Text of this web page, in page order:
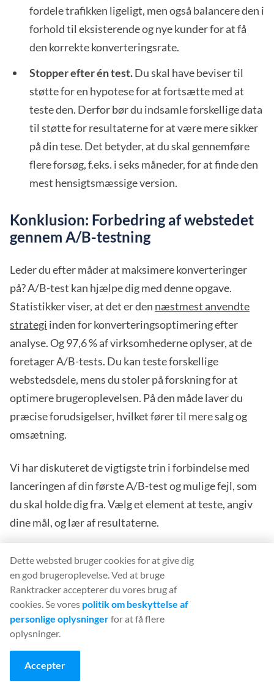
fordele trafikken ligeligt, men også balancere den i
forhold til eksisterende og nye kunder for at få
den korrekte konverteringsrate.
Stopper efter én test.Du skal have beviser til
støtte for en hypotese for at fortsætte med at
teste den. Derfor bør du indsamle forskellige data
til støtte for resultaterne for at være mere sikker
på din tese. Det betyder, at du skal gennemføre
flere forsøg, f.eks. i seks måneder, for at finde den
mest hensigtsmæssige version.
Konklusion: Forbedring af webstedet
gennem A/B-testning
Leder du efter måder at maksimere konverteringer
på? A/B-test kan hjælpe dig med denne opgave.
Statistikker viser, at det er den næstmest anvendte
strategi inden for konverteringsoptimering efter
analyse. Og 97,6 % af virksomhederne oplyser, at de
foretager A/B-tests. Du kan teste forskellige
webstedsdele, mens du stoler på forskning for at
optimere brugeroplevelsen. På den måde laver du
præcise forudsigelser, hvilket fører til mere salg og
omsætning.
Vi har diskuteret de vigtigste trin i forbindelse med
lanceringen af din første A/B-test og mulige fejl, som
du skal holde dig fra. Vælg et element at teste, angiv
dine mål, og lær af resultaterne.
Brug også A/B-testværktøjer for at gøre denne proces
mere overskuelig. De er alsidige og effektive og
varierer i kompleksitet, pris og den datatype, der
anvendes under testen. Så du kan finde det, der passer
bedst til dig, uanset om du er et lille bureau eller en
hurtigt voksende virksomhed.
Dette websted bruger cookies for at give dig
en god brugeroplevelse. Ved at bruge
Ranktracker accepterer du vores brug af
cookies. Se vores politik om beskyttelse af
personlige oplysningerfor at få flere
oplysninger.
Accepter